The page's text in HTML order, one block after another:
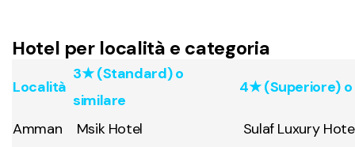
Hotel per località e categoria
Località
3★ (Standard) o
similare
4★ (Superiore)
Amman Msik Hotel
Sulaf Luxury